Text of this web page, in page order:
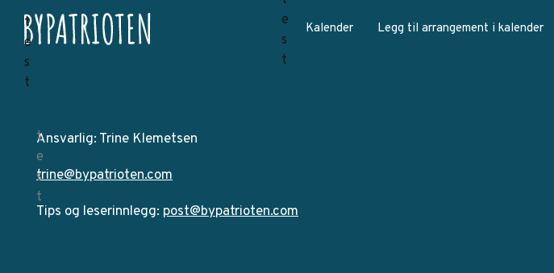
Kalender Legg til arrangement i kalender
Ansvarlig: Trine Klemetsen
trine@bypatrioten.com
Tips og leserinnlegg: post@bypatrioten.com